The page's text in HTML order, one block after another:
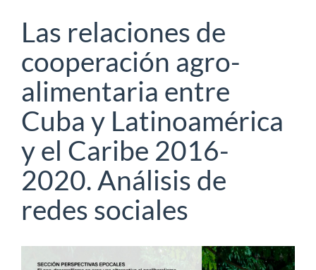
Las relaciones de
cooperación agro-
alimentaria entre
Cuba y Latinoamérica
y el Caribe 2016-
2020. Análisis de
redes sociales
Barra